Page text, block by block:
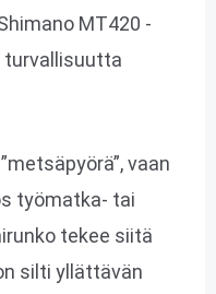
MT420 -
turvallisuutta
vaan
työmatka- tai
tekee siitä
silti yllättävän